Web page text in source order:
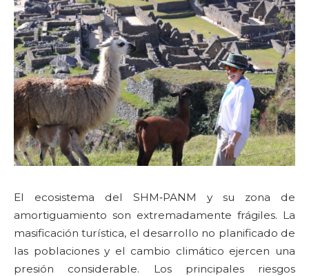
El ecosistema del SHM‑PANM y su zona de
amortiguamiento son extremadamente frágiles. La
masificación turística, el desarrollo no planificado de
las poblaciones y el cambio climático ejercen una
presión considerable. Los principales riesgos